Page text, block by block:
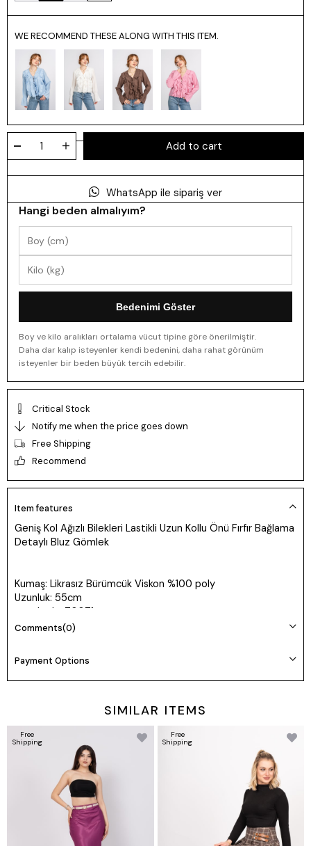
WE RECOMMEND THESE ALONG WITH THIS ITEM.
WhatsApp ile sipariş ver
Hangi beden almalıyım?
Bedenimi Göster
Boy ve kilo aralıkları ortalama vücut tipine göre önerilmiştir.
Daha dar kalıp isteyenler kendi bedenini, daha rahat görünüm
isteyenler bir beden büyük tercih edebilir.
Critical Stock
Notify me when the price goes down
Free Shipping
Recommend
Item features
Geniş Kol Ağızlı Bilekleri Lastikli Uzun Kollu Önü Fırfır Bağlama
Detaylı Bluz Gömlek
Kumaş: Likrasız Bürümcük Viskon %100 poly
Uzunluk: 55cm
ürün kodu: 70071
Marka: Missvina
Comments(0)
Payment Options
SIMILAR ITEMS
Free
Shipping
Free
Shipping